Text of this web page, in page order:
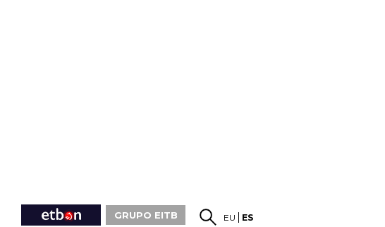
GRUPO EITB EU ES